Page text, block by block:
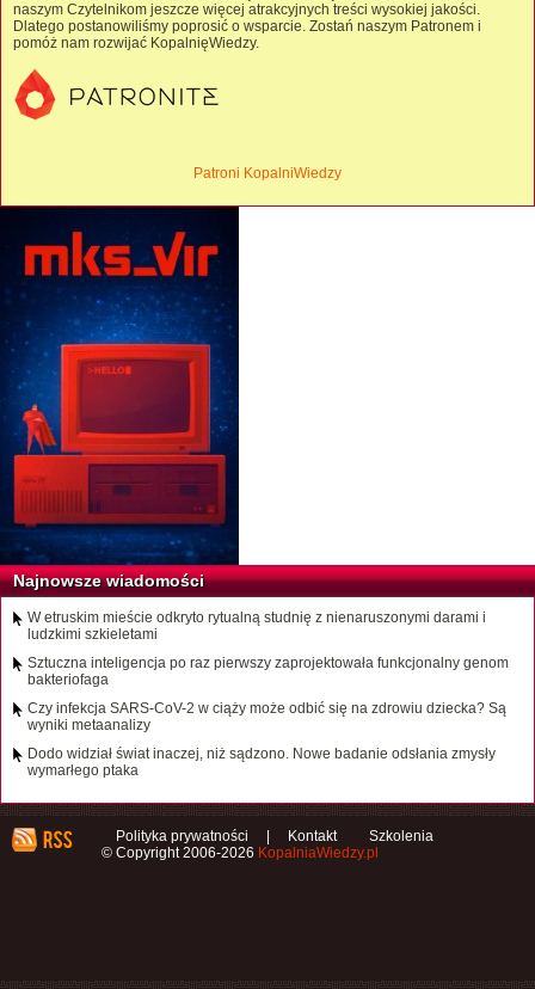
naszym Czytelnikom jeszcze więcej atrakcyjnych treści wysokiej jakości.
Dlatego postanowiliśmy poprosić o wsparcie. Zostań naszym Patronem i
pomóż nam rozwijać KopalnięWiedzy.
Patroni KopalniWiedzy
Najnowsze wiadomości
W etruskim mieście odkryto rytualną studnię z nienaruszonymi darami i
ludzkimi szkieletami
Sztuczna inteligencja po raz pierwszy zaprojektowała funkcjonalny genom
bakteriofaga
Czy infekcja SARS-CoV-2 w ciąży może odbić się na zdrowiu dziecka? Są
wyniki metaanalizy
Dodo widział świat inaczej, niż sądzono. Nowe badanie odsłania zmysły
wymarłego ptaka
Polityka prywatności Kontakt
Szkolenia
© Copyright 2006-2026 KopalniaWiedzy.pl